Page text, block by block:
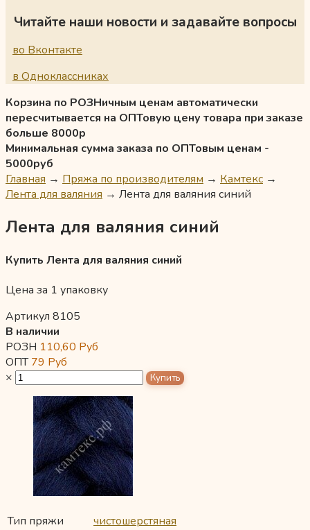
Читайте наши новости и задавайте вопросы
во Вконтакте
в Одноклассниках
Корзина по РОЗНичным ценам автоматически
пересчитывается на ОПТовую цену товара при заказе
больше 8000р
Минимальная сумма заказа по ОПТовым ценам -
5000руб
Главная → Пряжа по производителям → Камтекс →
Лента для валяния → Лента для валяния синий
Лента для валяния синий
Купить Лента для валяния синий
Цена за 1 упаковку
Артикул 8105
В наличии
РОЗН 110,60 Руб
ОПТ79 Руб
×
Тип пряжи
чистошерстяная